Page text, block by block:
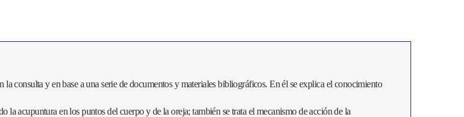
consulta y en base a una serie de documentos y materiales bibliográficos. En él se explica el conocimiento
la acupuntura en los puntos del cuerpo y de la oreja; también se trata el mecanismo de acción de la